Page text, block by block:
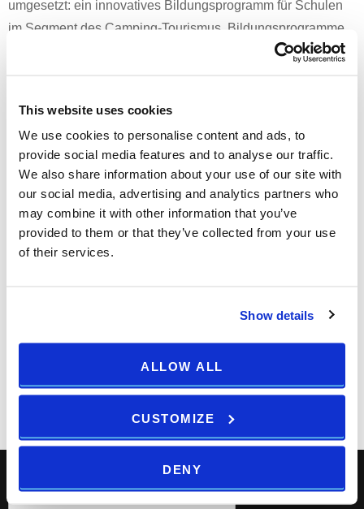
This website uses cookies
We use cookies to personalise content and ads, to
provide social media features and to analyse our traffic.
We also share information about your use of our site with
our social media, advertising and analytics partners who
may combine it with other information that you’ve
provided to them or that they’ve collected from your use
of their services.
Show details
ALLOW ALL
CUSTOMIZE
DENY
umgesetzt: ein innovatives Bildungsprogramm für Schulen
im Segment des Camping-Tourismus, Bildungsprogramme
für Erwachsene in verschiedenen Fachbereichen im Bereich
Lehrern und Mentoren bei Arbeitgebern im Bereich
Tourismus und Gastgewerbe. Eine Zusammenarbeit mit der
Universität Juraj Dobrila in Pula, verschiedenen Kammern,
Verbänden und anderen Akteuren im Tourismus ist ebenfalls
geplant.
Wir freuen uns auf die aktive Teilnahme an diesem Projekt,
Email